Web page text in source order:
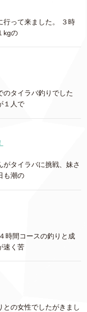
行って来ました。 ３時
kgの
のタイラバ釣りでした
１人で
タイラバに挑戦、妹さ
も潮の
時間コースの釣りと成
速く苦
の女性でしたがきまし